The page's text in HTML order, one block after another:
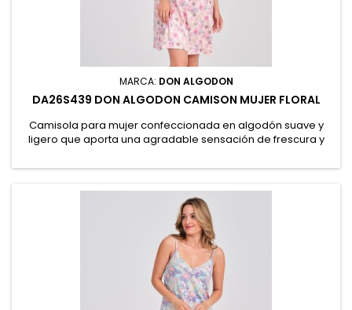
MARCA: DON ALGODON
DA26S439 DON ALGODON CAMISON MUJER FLORAL
Camisola para mujer confeccionada en algodón suave y
ligero que aporta una agradable sensación de frescura y
tirantes regulables para un ajuste perfecto. Presentación en